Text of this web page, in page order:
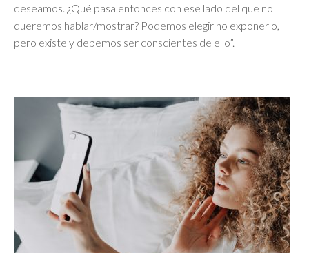
deseamos. ¿Qué pasa entonces con ese lado del que no
queremos hablar/mostrar? Podemos elegir no exponerlo,
pero existe y debemos ser conscientes de ello”.